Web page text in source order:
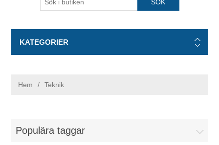
KATEGORIER
Hem / Teknik
Populära taggar